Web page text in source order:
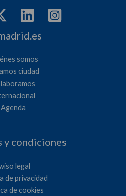
somos
ciudad
Agenda
y condiciones
legal
de privacidad
de cookies